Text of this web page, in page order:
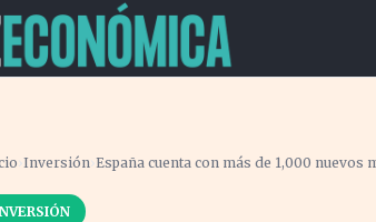
›Inversión›España cuenta con más de 1,000